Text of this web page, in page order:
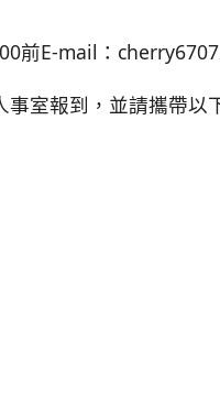
前E-mail：
室報到，並請攜帶以